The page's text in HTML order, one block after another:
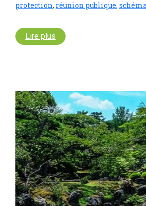
protection, réunion publique,
Lire plus